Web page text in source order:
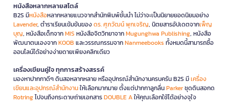
เทคนิคการใช้อุปกรณ์ศิลปะให้เกิดประสิทธิภาพ
สูงสุด
การเลือกพู่กันให้เหมาะกับงาน
พู่กันปลายกลมเหมาะสำหรับลากเส้นและทาสีละเอียด พู่กันปลายแบนใช้ทาสี
พื้นใหญ่ และพู่กันปลายแฉกเหมาะสำหรับทำเทคนิคพิเศษ เช่น ขนหรือหญ้า
การมีพู่กันหลายแบบจะช่วยให้ทำงานได้หลากหลายและรวดเร็วขึ้น
การใช้กระดาษตามประเภทสี
หนังสือหลากหลายสไตล์
B2S มีหนังสือหลากหลายแนวจากสำนักพิมพ์ชั้นนำ ไม่ว่าจะเป็นนิยายยอดนิยมอย่าง
Lavender, ตำราเรียนเข้มข้นของดร. ศุภวัฒน์ พุกเจริญ, นิตยสารอัปเดตจากเพ็ญ
บุญ, หนังสือเด็กจากMIS หนังสือจิตวิทยาจากMugunghwa Publishing, หนังสือ
พัฒนาตนเองจากKOOB และวรรณกรรมจากNanmeebooks ทั้งหมดนี้สามารถซื้อ
ออนไลน์ได้อย่างง่ายดายเพียงคลิกเดียว
เครื่องเขียนคู่ใจ ทุกการสร้างสรรค์
มองหาปากกาดีๆ ดินสอหลากหลาย หรืออุปกรณ์สำนักงานครบครัน B2S มีเครื่อง
เขียนและอุปกรณ์สำนักงานให้เลือกมากมาย ตั้งแต่ปากกาลูกลื่นParkerชุดดินสอกด
Rotringไปจนถึงกระดาษถ่ายเอกสารDOUBLE Aให้คุณเลือกใช้ได้อย่างจุใจ